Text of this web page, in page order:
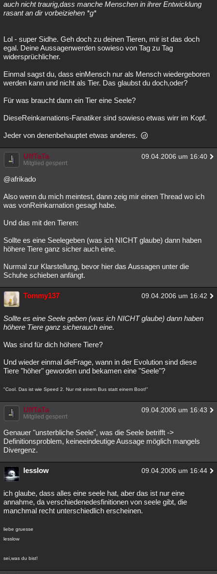
auch nicht traurig,dass manche Menschen in ihrer Entwicklung
rasant an dir vorbeiziehen *g*
Lol - super Sidhe. Geh doch zu deinen Tieren, mir ist das doch
egal. Deine Aussagenwerden sowieso von Tag zu Tag
widersprüchlicher.
Einmal sagst du, dass einMensch nur als Mensch wiedergeboren
werden kann und nicht als Tier. Das glaubst du doch,oder?
Für was braucht dann ein Tier eine Seele?
DieseReinkarnations-Fanatiker sind sowieso etwas wirr im Kopf.
Jeder von denenbehauptet etwas anderes.
UffTaTa 09.04.2006 um 16:40
Mitglied gesperrt
@afrikado
Also wenn du mich meintest, dann zeig mir einen Thread wo ich
was vonReinkarnation gesagt habe.
Und das mit den Tieren:
Sollte es eine Seelegeben (was ich NICHT glaube) dann haben
höhere Tiere ganz sicher auch eine.
Nurmal zur Klarstellung, bevor hier das Aussagen unter die
Schuhe schieben anfängt.
Tommy137 09.04.2006 um 16:42
Sollte es eine Seele geben (was ich NICHT glaube) dann haben
höhere Tiere ganz sicherauch eine.
Was sind für dich höhere Tiere?
Und wieder einmal dieFrage, wann in der Evolution sind diese
Tiere "höher" geworden und bekamen eine "Seele"?
"Cool. Das ist wie Speed 2. Nur mit einem Bus statt einem Boot!"
UffTaTa 09.04.2006 um 16:43
Mitglied gesperrt
Genauer "unsterbliche Seele", was die Seele betrifft ->
Definitionsproblem, keineeindeutige Aussage möglich mangels
Divergenz.
lesslow 09.04.2006 um 16:44
ich glaube, dass alles eine seele hat, aber das ist nur eine
annahme, da verschiedenedesfinitionen von seele gibt, die
manchmal recht unterschiedlich erscheinen.
liebe gruesse
lesslow
sei,was du bist!